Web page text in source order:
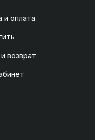
и оплата
возврат